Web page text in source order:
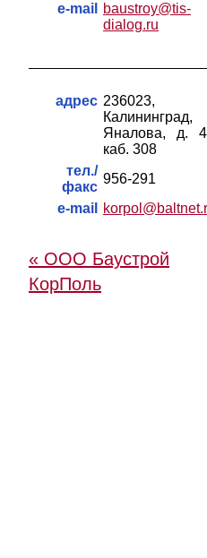
e-mail
baustroy@tis-
dialog.ru
адрес 236023,
Калининград,
Яналова, д.
каб. 308
тел./
факс
956-291
e-mail
« ООО Баустрой
КорПоль